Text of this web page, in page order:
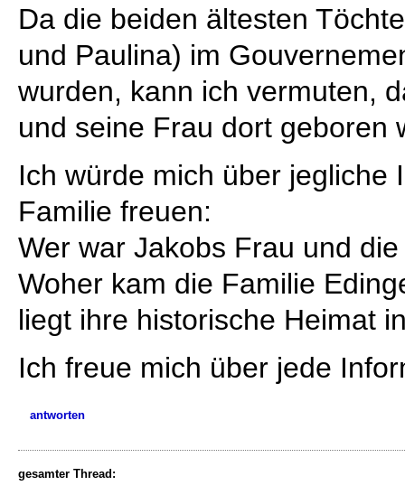
Da die beiden ältesten
und Paulina) im
wurden, kann ich vermuten,
und seine Frau dort geboren
Ich würde mich über jegliche
Familie freuen:
Wer war Jakobs Frau und
Woher kam die Familie
liegt ihre historische Heimat
Ich freue mich über jede
antworten
gesamter Thread: